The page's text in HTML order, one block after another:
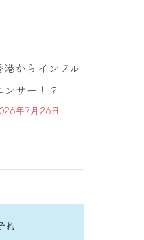
港からインフル
ンサー！？
年7月26日
約